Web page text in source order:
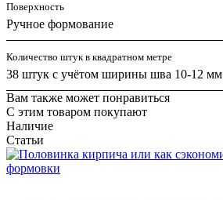
Поверхность
Ручное формование
Количество штук в квадратном метре
38 штук с учётом ширины шва 10-12 мм
Вам также может понравиться
С этим товаром покупают
Наличие
Статьи